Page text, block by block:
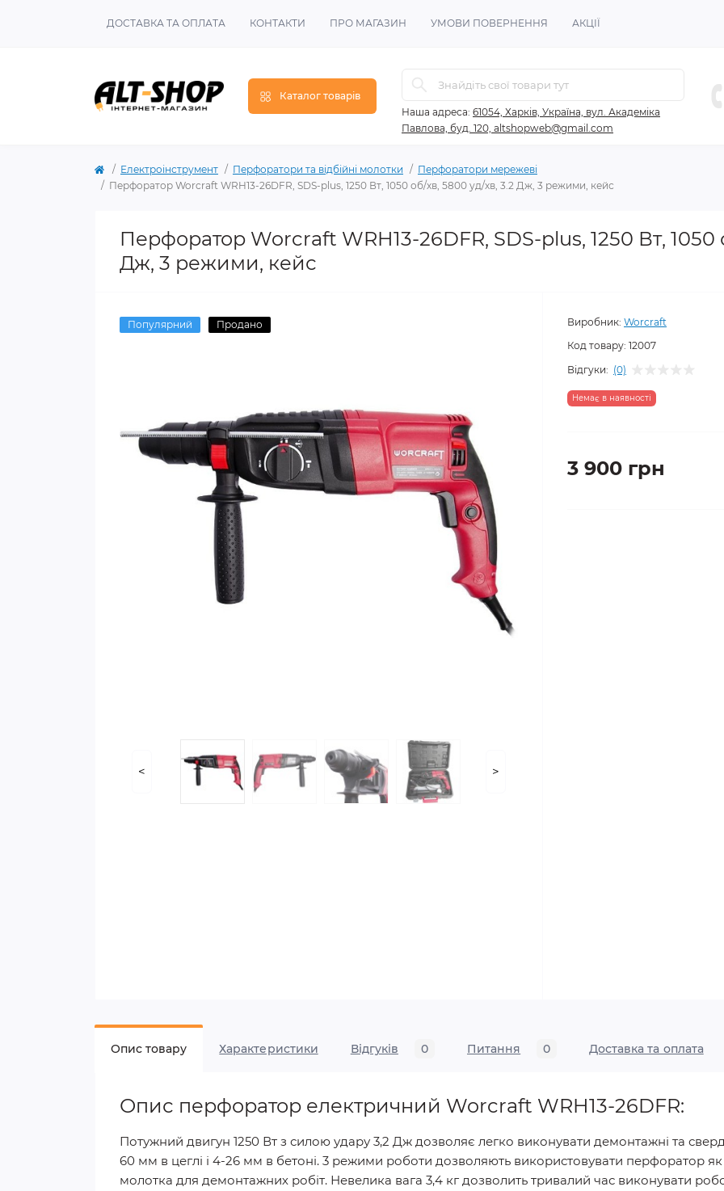
ДОСТАВКА ТА ОПЛАТА КОНТАКТИ ПРО МАГАЗИН УМОВИ ПОВЕРНЕННЯ АКЦІЇ
Каталог товарів
Наша адреса: 61054, Харків, Україна, вул. Академіка
Павлова, буд. 120, altshopweb@gmail.com
Електроінструмент Перфоратори та відбійні молотки
Перфоратори мережеві
Перфоратор Worcraft WRH13-26DFR, SDS-plus, 1250 Вт, 1050 об/хв, 5800 уд/хв, 3.2 Дж, 3 режими, кейс
Перфоратор Worcraft WRH13-26DFR, SDS-plus, 1250 Вт, 1050
Дж, 3 режими, кейс
Популярний Продано
< >
Виробник: Worcraft
Код товару: 12007
Відгуки: (0)
Немає в наявності
3 900 грн
Опис товару Характеристики Відгуків 0 Питання 0 Доставка та оплата
Опис перфоратор електричний Worcraft WRH13-26DFR:
Потужний двигун 1250 Вт з силою удару 3,2 Дж дозволяє легко виконувати демонтажні та
60 мм в цеглі і 4-26 мм в бетоні. 3 режими роботи дозволяють використовувати перфоратор як
молотка для демонтажних робіт. Невелика вага 3,4 кг дозволить тривалий час виконувати